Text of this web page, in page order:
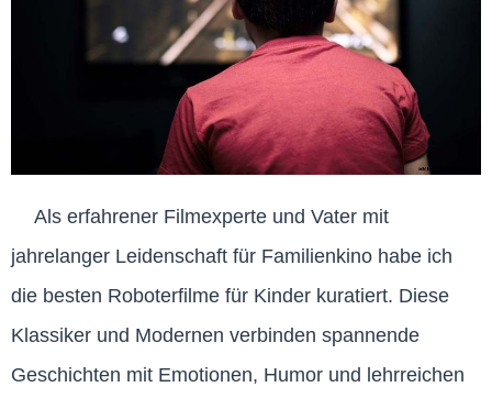
Als erfahrener Filmexperte und Vater mit
jahrelanger Leidenschaft für Familienkino habe ich
die besten Roboterfilme für Kinder kuratiert. Diese
Klassiker und Modernen verbinden spannende
Geschichten mit Emotionen, Humor und lehrreichen